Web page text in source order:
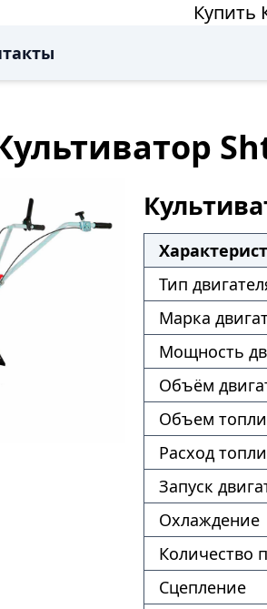
Купить
Тип
Марка
Мощность
Объём
Объем
Расход
Запуск
Охлаждение
Количество
Сцепление